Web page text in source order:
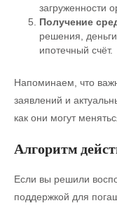
загруженности
Получение
решения,
ипотечный счёт.
Напоминаем, что
заявлений и
как они могут
Алгоритм
Если вы решили
поддержкой для